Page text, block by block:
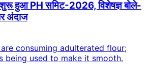
हुआ PH समिट-2026, विशेषज्ञ बोले-
अंदाज